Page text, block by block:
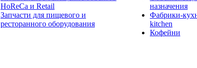
HoReCa и Retail
Запчасти для пищевого и
ресторанного оборудования
назначения
Фабрики-
kitchen
Кофейни